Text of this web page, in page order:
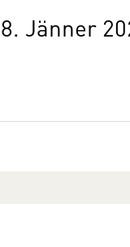
Jänner